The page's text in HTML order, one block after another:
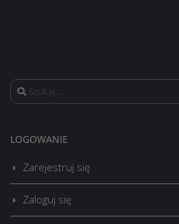
Szukaj:
LOGOWANIE
Zarejestruj się
Zaloguj się